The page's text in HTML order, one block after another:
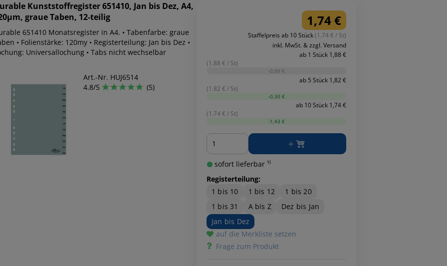
Kunststoffregister 651410, Jan bis Dez, A4,
graue Taben, 12-teilig
651410 Monatsregister in A4. • Tabenfarbe: graue
• Folienstärke: 120my • Registerteilung: Jan bis Dez •
Universallochung • Tabs nicht wechselbar
Art.-Nr. HUJ6514
4.8/5
(5)
1,74 €
Staffelpreis ab 10 Stück(1.74 € / St)
inkl. MwSt. & zzgl. Versand
ab 1 Stück 1,88 €
(1.88 € / St)
-0,00 €
ab 5 Stück 1,82 €
(1.82 € / St)
-0,30 €
ab 10 Stück 1,74 €
(1.74 € / St)
-1,43 €
Menge
sofort lieferbar ¹⁾
Registerteilung:
1 bis 10
1 bis 12
1 bis 20
1 bis 31
A bis Z
Dez bis Jan
Jan bis Dez
auf die Merkliste setzen
Frage zum Produkt